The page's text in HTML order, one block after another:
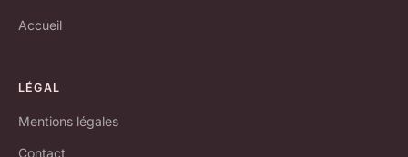
Accueil
LÉGAL
Mentions légales
Contact